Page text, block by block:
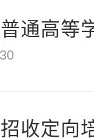
通高等
收定向